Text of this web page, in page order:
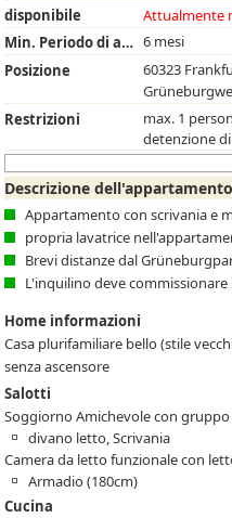
disponibile
Attualmente
Min. Periodo di affitto 6 mesi
Posizione
60323
Restrizioni
max. 1
detenzione
Descrizione dell'appartamento
Appartamento con scrivania e
propria lavatrice
Brevi distanze dal
L'inquilino deve
Home informazioni
Casa plurifamiliare bello (stile
senza ascensore
Salotti
Soggiorno Amichevole con
divano letto, Scrivania
Camera da letto funzionale con
Armadio (180cm)
Cucina